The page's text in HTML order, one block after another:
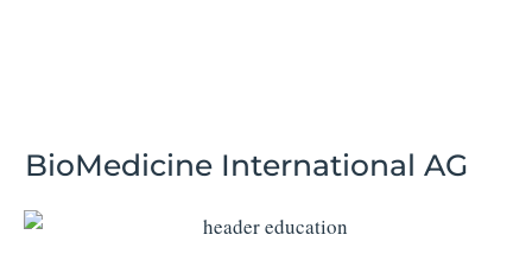
BioMedicine International AG